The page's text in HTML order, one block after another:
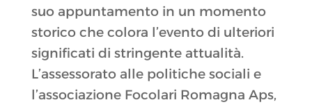
suo appuntamento in un momento
storico che colora l’evento di ulteriori
significati di stringente attualità.
L’assessorato alle politiche sociali e
l’associazione Focolari Romagna Aps,